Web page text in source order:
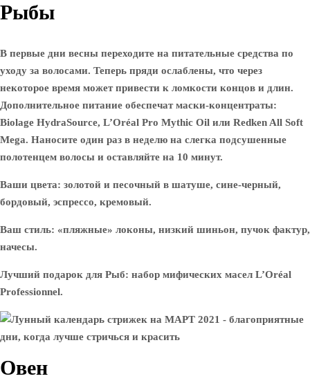
Рыбы
В первые дни весны переходите на питательные средства по
уходу за волосами. Теперь пряди ослаблены, что через
некоторое время может привести к ломкости концов и длин.
Дополнительное питание обеспечат маски-концентраты:
Biolage HydraSource, L’Oréal Pro Mythic Oil или Redken All Soft
Mega. Наносите один раз в неделю на слегка подсушенные
полотенцем волосы и оставляйте на 10 минут.
Ваши цвета: золотой и песочный в шатуше, сине-черный,
бордовый, эспрессо, кремовый.
Ваш стиль: «пляжные» локоны, низкий шиньон, пучок фактур,
начесы.
Лучший подарок для Рыб: набор мифических масел L’Oréal
Professionnel.
Овен